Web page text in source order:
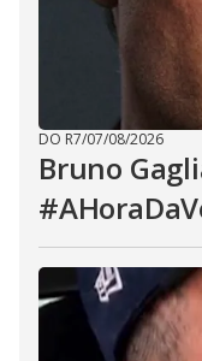
DO R7/07/08/2026
Bruno